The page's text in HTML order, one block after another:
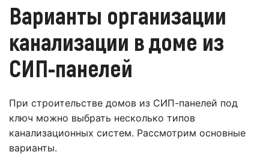
Варианты организации
канализации в доме из
СИП-панелей
При строительстве домов из СИП-панелей под
ключ можно выбрать несколько типов
канализационных систем. Рассмотрим основные
варианты.